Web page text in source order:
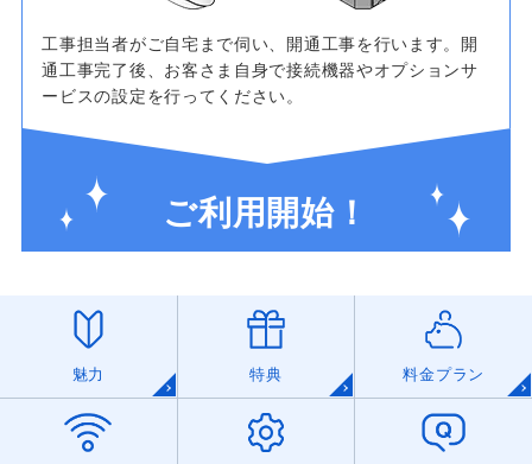
工事担当者がご自宅まで伺い、開通工事を行います。開
通工事完了後、お客さま自身で接続機器やオプションサ
ービスの設定を行ってください。
ご利用開始！
魅力 特典 料金プラン